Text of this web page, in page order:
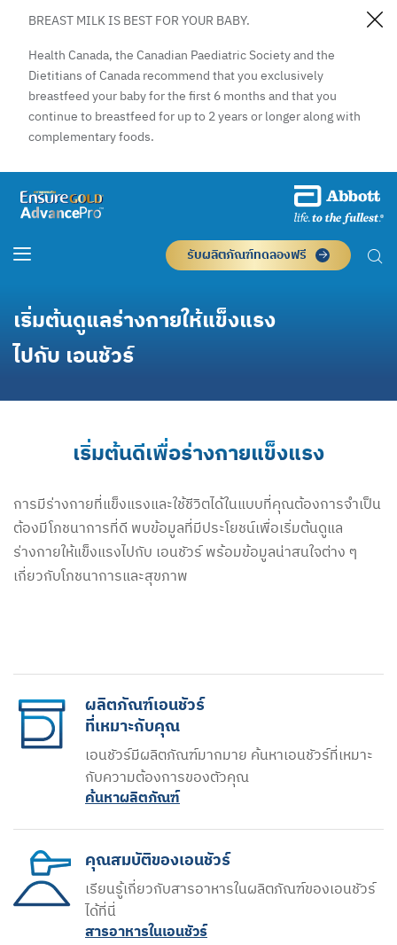
BREAST MILK IS BEST FOR YOUR BABY.
Health Canada, the Canadian Paediatric Society and the
Dietitians of Canada recommend that you exclusively
breastfeed your baby for the first 6 months and that you
continue to breastfeed for up to 2 years or longer along with
complementary foods.
รับผลิตภัณฑ์ทดลองฟรี
เริ่มต้นดูแลร่างกายให้แข็งแรง
ไปกับ เอนชัวร์
เริ่มต้นดีเพื่อร่างกายแข็งแรง
การมีร่างกายที่แข็งแรงและใช้ชีวิตได้ในแบบที่คุณต้องการจำเป็น
ต้องมีโภชนาการที่ดี พบข้อมูลที่มีประโยชน์เพื่อเริ่มต้นดูแล
ร่างกายให้แข็งแรงไปกับ เอนชัวร์ พร้อมข้อมูลน่าสนใจต่าง ๆ
เกี่ยวกับโภชนาการและสุขภาพ
ผลิตภัณฑ์เอนชัวร์
ที่เหมาะกับคุณ
เอนชัวร์มีผลิตภัณฑ์มากมาย ค้นหาเอนชัวร์ที่เหมาะ
กับความต้องการของตัวคุณ
ค้นหาผลิตภัณฑ์
คุณสมบัติของเอนชัวร์
เรียนรู้เกี่ยวกับสารอาหารในผลิตภัณฑ์ของเอนชัวร์
ได้ที่นี่
สารอาหารในเอนชัวร์